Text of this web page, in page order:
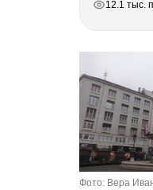
12.1 тыс.
Фото: Вера